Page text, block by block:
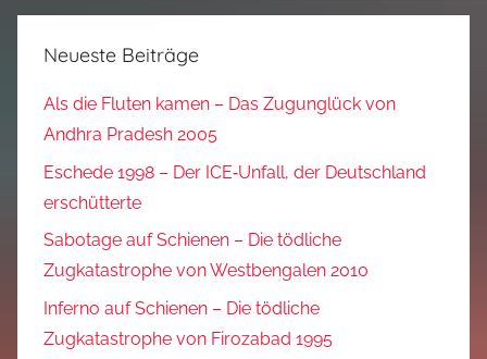
Neueste Beiträge
Als die Fluten kamen – Das Zugunglück von
Andhra Pradesh 2005
Eschede 1998 – Der ICE‑Unfall, der Deutschland
erschütterte
Sabotage auf Schienen – Die tödliche
Zugkatastrophe von Westbengalen 2010
Inferno auf Schienen – Die tödliche
Zugkatastrophe von Firozabad 1995